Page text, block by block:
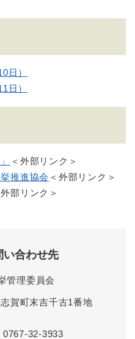
日）
日）
＜外部リンク＞
推進協会 ＜外部リンク＞
外部リンク＞
い合わせ先
管理委員会
賀町末吉千古1番地
0767-32-3933